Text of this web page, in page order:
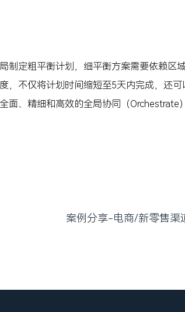
定粗平衡计划，细平衡方案需要依赖区
，不仅将计划时间缩短至5天内完成，还
面、精细和高效的全局协同（Orchestrate
案例分享-电商/新零售渠